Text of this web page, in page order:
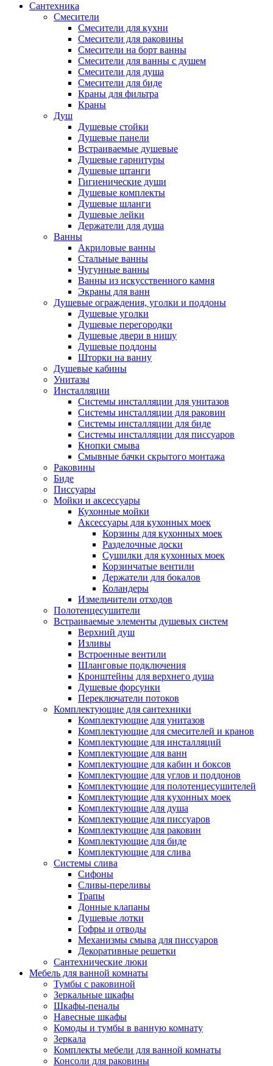
Сантехника
Смесители
Смесители для кухни
Смесители для раковины
Смесители на борт ванны
Смесители для ванны с душем
Смесители для душа
Смесители для биде
Краны для фильтра
Краны
Душ
Душевые стойки
Душевые панели
Встраиваемые душевые
Душевые гарнитуры
Душевые штанги
Гигиенические души
Душевые комплекты
Душевые шланги
Душевые лейки
Держатели для душа
Ванны
Акриловые ванны
Стальные ванны
Чугунные ванны
Ванны из искусственного камня
Экраны для ванн
Душевые ограждения, уголки и поддоны
Душевые уголки
Душевые перегородки
Душевые двери в нишу
Душевые поддоны
Шторки на ванну
Душевые кабины
Унитазы
Инсталляции
Системы инсталляции для унитазов
Системы инсталляции для раковин
Системы инсталляции для биде
Системы инсталляции для писсуаров
Кнопки смыва
Смывные бачки скрытого монтажа
Раковины
Биде
Писсуары
Мойки и аксессуары
Кухонные мойки
Аксессуары для кухонных моек
Корзины для кухонных моек
Разделочные доски
Сушилки для кухонных моек
Корзинчатые вентили
Держатели для бокалов
Коландеры
Измельчители отходов
Полотенцесушители
Встраиваемые элементы душевых систем
Верхний душ
Изливы
Встроенные вентили
Шланговые подключения
Кронштейны для верхнего душа
Душевые форсунки
Переключатели потоков
Комплектующие для сантехники
Комплектующие для унитазов
Комплектующие для смесителей и кранов
Комплектующие для инсталляций
Комплектующие для ванн
Комплектующие для кабин и боксов
Комплектующие для углов и поддонов
Комплектующие для полотенцесушителей
Комплектующие для кухонных моек
Комплектующие для душа
Комплектующие для писсуаров
Комплектующие для раковин
Комплектующие для биде
Комплектующие для слива
Системы слива
Сифоны
Сливы-переливы
Трапы
Донные клапаны
Душевые лотки
Гофры и отводы
Механизмы смыва для писсуаров
Декоративные решетки
Сантехнические люки
Мебель для ванной комнаты
Тумбы с раковиной
Зеркальные шкафы
Шкафы-пеналы
Навесные шкафы
Комоды и тумбы в ванную комнату
Зеркала
Комплекты мебели для ванной комнаты
Консоли для раковины